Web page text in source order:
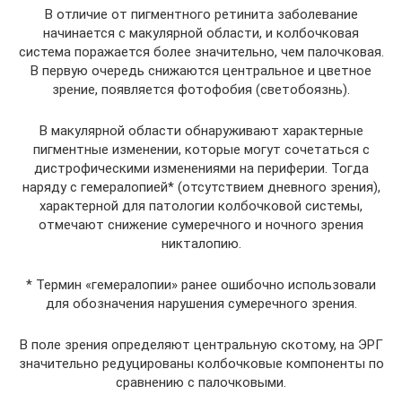
В отличие от пигментного ретинита заболевание
начинается с макулярной области, и колбочковая
система поражается более значительно, чем палочковая.
В первую очередь снижаются центральное и цветное
зрение, появляется фотофобия (светобоязнь).
В макулярной области обнаруживают характерные
пигментные изменении, которые могут сочетаться с
дистрофическими изменениями на периферии. Тогда
наряду с гемералопией* (отсутствием дневного зрения),
характерной для патологии колбочковой системы,
отмечают снижение сумеречного и ночного зрения
никталопию.
* Термин «гемералопии» ранее ошибочно использовали
для обозначения нарушения сумеречного зрения.
В поле зрения определяют центральную скотому, на ЭРГ
значительно редуцированы колбочковые компоненты по
сравнению с палочковыми.